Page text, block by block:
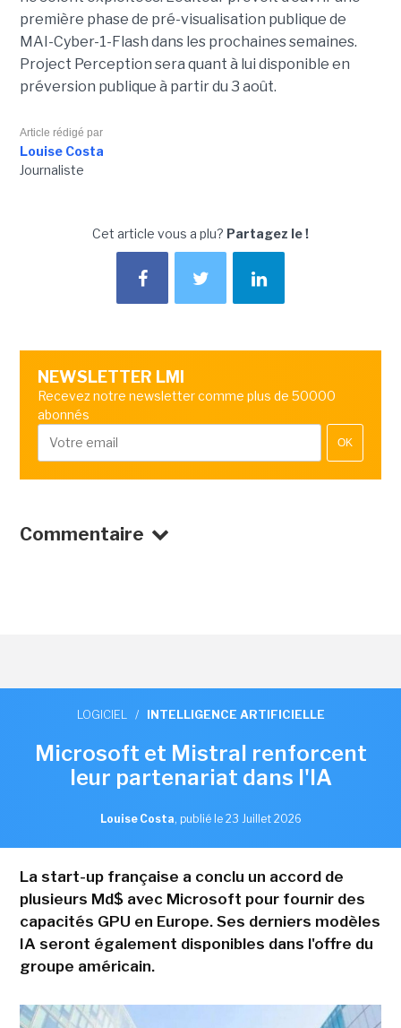
première phase de pré-visualisation publique de
MAI-Cyber-1-Flash dans les prochaines semaines.
Project Perception sera quant à lui disponible en
préversion publique à partir du 3 août.
Article rédigé par
Louise Costa
Journaliste
Cet article vous a plu? Partagez le !
NEWSLETTER LMI
Recevez notre newsletter comme plus de 50000
abonnés
OK
Commentaire
LOGICIEL / INTELLIGENCE ARTIFICIELLE
Microsoft et Mistral renforcent
leur partenariat dans l'IA
Louise Costa, publié le 23 Juillet 2026
La start-up française a conclu un accord de
plusieurs Md$ avec Microsoft pour fournir des
capacités GPU en Europe. Ses derniers modèles
IA seront également disponibles dans l'offre du
groupe américain.